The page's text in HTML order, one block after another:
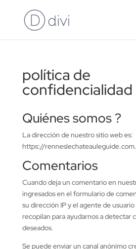
política de
confidencialidad
Quiénes somos ?
La dirección de nuestro sitio web es:
https://renneslechateauleguide.com.
Comentarios
Cuando deja un comentario en
ingresados en el formulario de
su dirección IP y el agente de
recopilan para ayudarnos a detectar
deseados.
Se puede enviar un canal anónimo